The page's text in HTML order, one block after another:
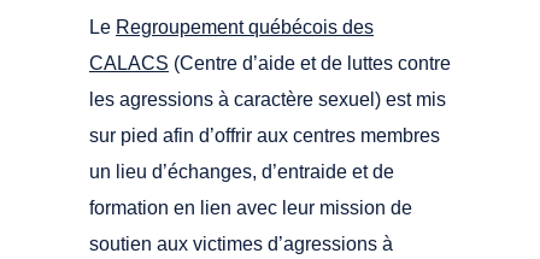
Le Regroupement québécois des
CALACS (Centre d’aide et de luttes contre
les agressions à caractère sexuel) est mis
sur pied afin d’offrir aux centres membres
un lieu d’échanges, d’entraide et de
formation en lien avec leur mission de
soutien aux victimes d’agressions à